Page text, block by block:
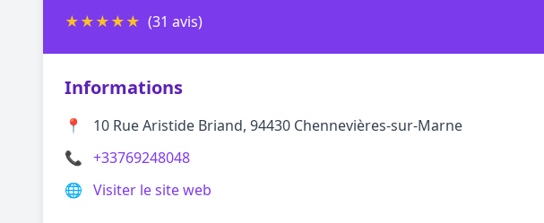
★★★★★ (31 avis)
Informations
📍
10 Rue Aristide Briand, 94430 Chennevières-sur-Marne
📞 +33769248048
🌐 Visiter le site web